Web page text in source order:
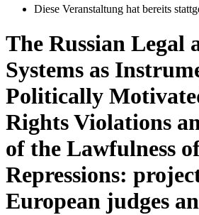
Diese Veranstaltung hat bereits
The Russian Legal
Systems as
Politically
Rights Violations
of the Lawfulness
Repressions:
European judges